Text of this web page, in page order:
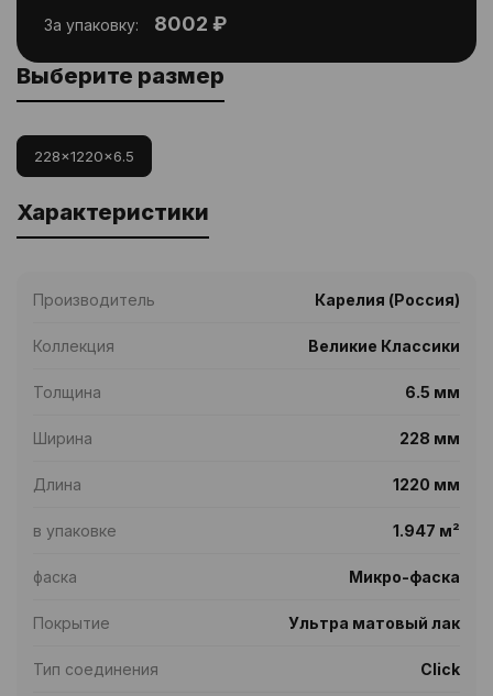
За упаковку: 8002 ₽
Выберите размер
228x1220x6.5
Характеристики
Производитель Карелия (Россия)
Коллекция Великие Классики
Толщина 6.5 мм
Ширина 228 мм
Длина 1220 мм
в упаковке 1.947 м²
фаска Микро-фаска
Покрытие Ультра матовый лак
Тип соединения Click